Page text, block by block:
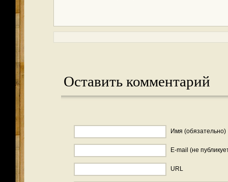
Оставить комментарий
Имя (обязательно)
E-mail (не
URL